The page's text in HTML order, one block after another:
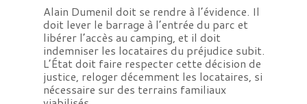
Alain Dumenil doit se rendre à l’évidence. Il
doit lever le barrage à l’entrée du parc et
libérer l’accès au camping, et il doit
indemniser les locataires du préjudice subit.
L’État doit faire respecter cette décision de
justice, reloger décemment les locataires, si
nécessaire sur des terrains familiaux